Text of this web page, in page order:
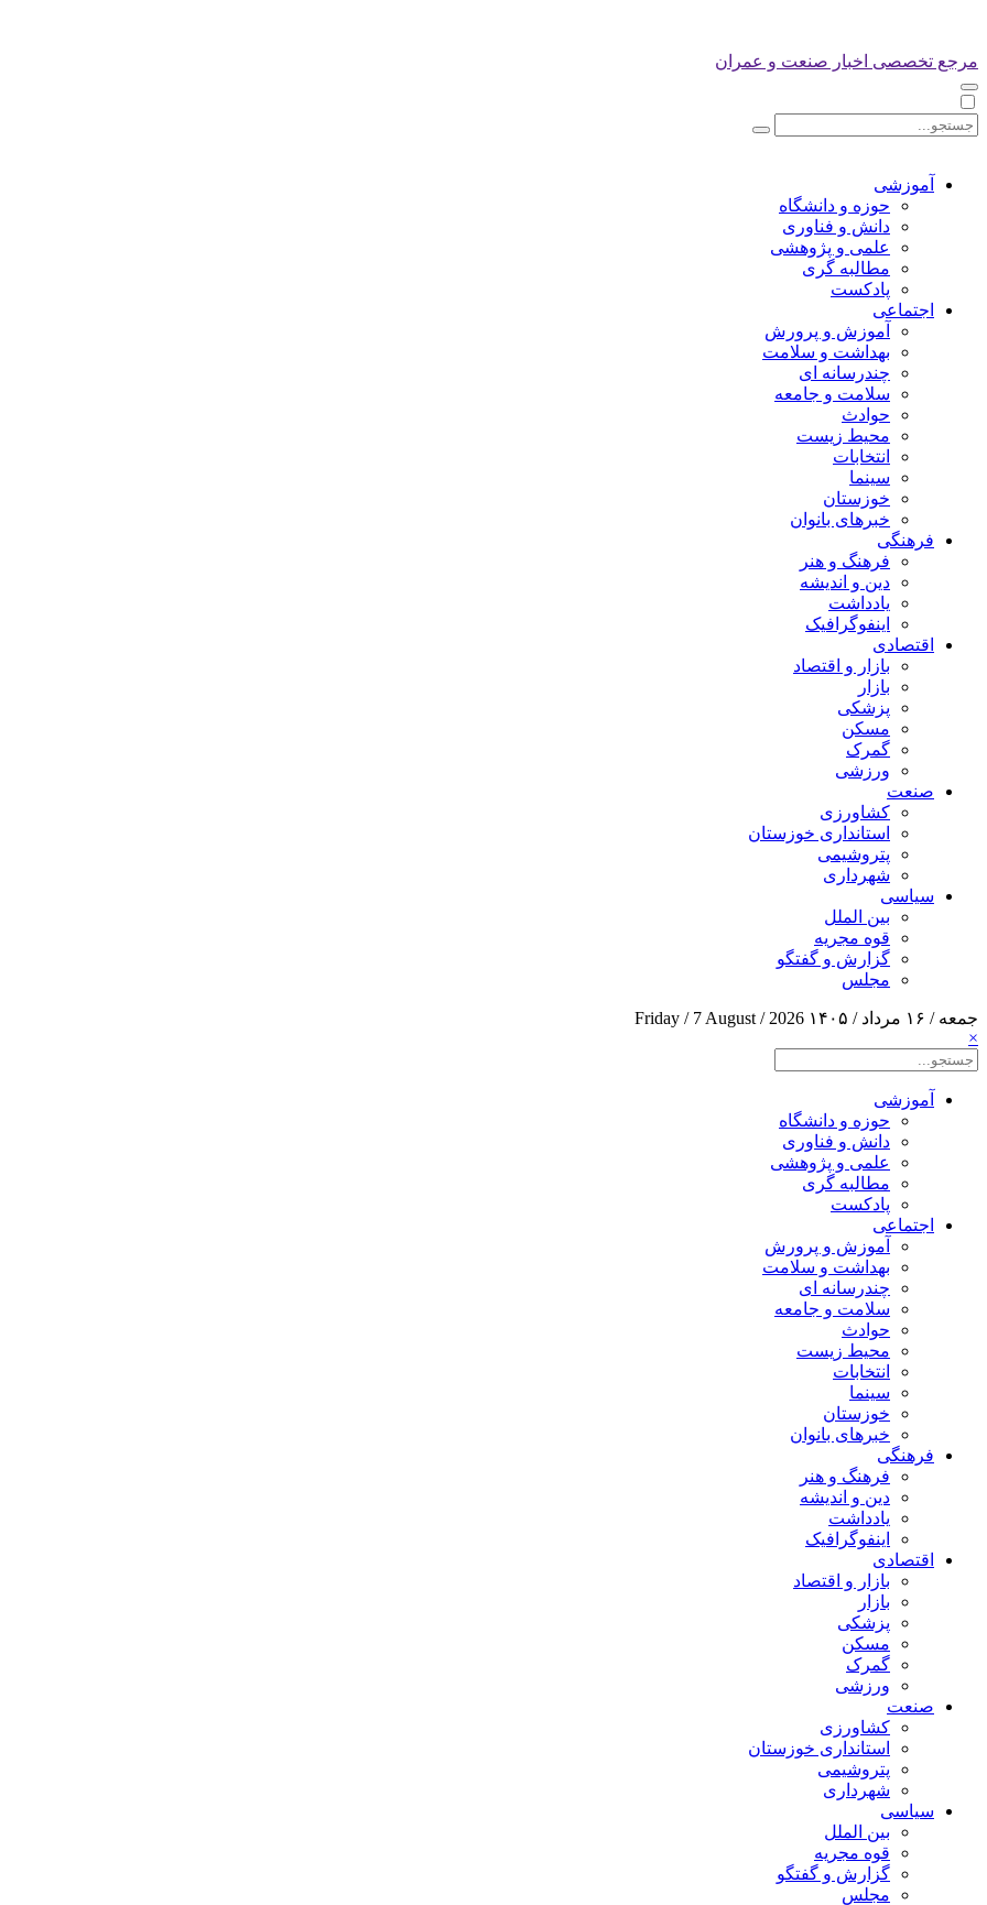
مرجع تخصصی اخبار صنعت و عمران
آموزشی
حوزه و دانشگاه
دانش و فناوری
علمی و پژوهشی
مطالبه گری
پادکست
اجتماعی
آموزش و پرورش
بهداشت و سلامت
چندرسانه ای
سلامت و جامعه
حوادث
محیط زیست
انتخابات
سینما
خوزستان
خبرهای بانوان
فرهنگی
فرهنگ و هنر
دین و اندیشه
یادداشت
اینفوگرافیک
اقتصادی
بازار و اقتصاد
بازار
پزشکی
مسکن
گمرک
ورزشی
صنعت
کشاورزی
استانداری خوزستان
پتروشیمی
شهرداری
سیاسی
بین الملل
قوه مجریه
گزارش و گفتگو
مجلس
جمعه / ۱۶ مرداد / ۱۴۰۵
Friday / 7 August / 2026
×
آموزشی
حوزه و دانشگاه
دانش و فناوری
علمی و پژوهشی
مطالبه گری
پادکست
اجتماعی
آموزش و پرورش
بهداشت و سلامت
چندرسانه ای
سلامت و جامعه
حوادث
محیط زیست
انتخابات
سینما
خوزستان
خبرهای بانوان
فرهنگی
فرهنگ و هنر
دین و اندیشه
یادداشت
اینفوگرافیک
اقتصادی
بازار و اقتصاد
بازار
پزشکی
مسکن
گمرک
ورزشی
صنعت
کشاورزی
استانداری خوزستان
پتروشیمی
شهرداری
سیاسی
بین الملل
قوه مجریه
گزارش و گفتگو
مجلس